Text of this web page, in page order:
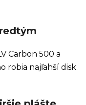
Carbon 500 a
robia najľahší disk